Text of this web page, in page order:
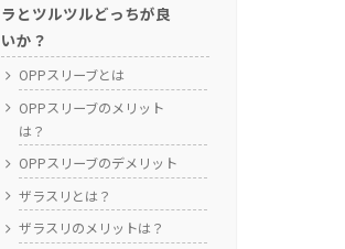
ラとツルツルどっちが良
いか？
OPPスリーブとは
OPPスリーブのメリット
は？
OPPスリーブのデメリット
ザラスリとは？
ザラスリのメリットは？